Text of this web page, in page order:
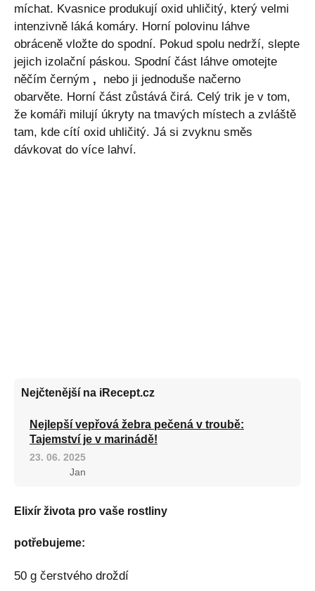
míchat. Kvasnice produkují oxid uhličitý, který velmi
intenzivně láká komáry. Horní polovinu láhve
obráceně vložte do spodní. Pokud spolu nedrží, slepte
jejich izolační páskou. Spodní část láhve omotejte
něčím černým , nebo ji jednoduše načerno
obarvěte. Horní část zůstává čirá. Celý trik je v tom,
že komáři milují úkryty na tmavých místech a zvláště
tam, kde cítí oxid uhličitý. Já si zvyknu směs
dávkovat do více lahví.
Nejčtenější na iRecept.cz
Nejlepší vepřová žebra pečená v troubě:
Tajemství je v marinádě!
23. 06. 2025
Jan
Elixír života pro vaše rostliny
potřebujeme:
50 g čerstvého droždí